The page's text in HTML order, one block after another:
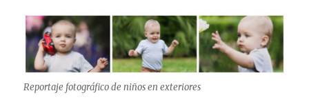
Reportaje fotográfico de niños en exteriores